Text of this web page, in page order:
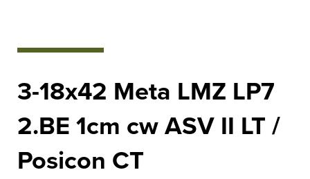
KARRIERE
3-18x42 Meta LMZ LP7
2.BE 1cm cw ASV II LT /
Posicon CT